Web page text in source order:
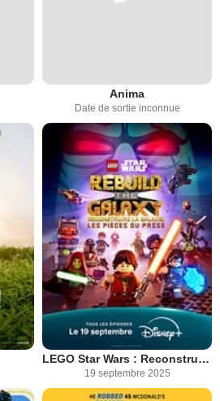
Anima
Date de sortie inconnue
LEGO Star Wars : Reconstruire la Galaxie - Les Pièces du Passé
19 septembre 2025